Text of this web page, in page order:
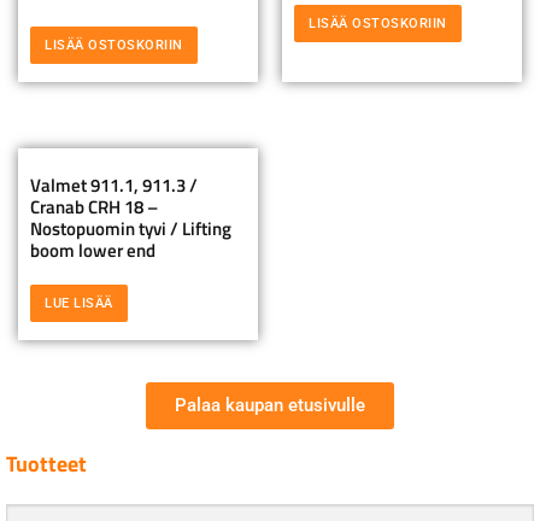
LISÄÄ OSTOSKORIIN
LISÄÄ OSTOSKORIIN
Valmet 911.1, 911.3 /
Cranab CRH 18 –
Nostopuomin tyvi / Lifting
boom lower end
LUE LISÄÄ
Palaa kaupan etusivulle
Tuotteet